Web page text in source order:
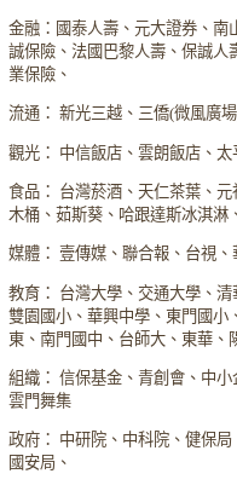
金融：國泰人壽、元大證券、南
誠保險、法國巴黎人壽、保誠人
業保險、
流通： 新光三越、三僑(微風廣
觀光： 中信飯店、雲朗飯店、
食品： 台灣菸酒、天仁茶葉、
木桶、茹斯葵、哈跟達斯冰淇淋
媒體： 壹傳媒、聯合報、台視
教育： 台灣大學、交通大學、
雙園國小、華興中學、東門國小
東、南門國中、台師大、東華、
組織： 信保基金、青創會、中
雲門舞集
政府： 中研院、中科院、健保
國安局、